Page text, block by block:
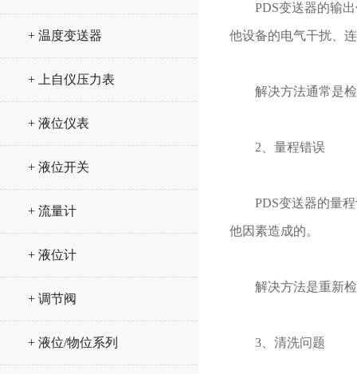
+ 温度变送器
+ 上自仪压力表
+ 液位仪表
+ 液位开关
+ 流量计
+ 液位计
+ 调节阀
+ 液位/物位系列
PDS变送器的输出
他设备的电气干扰、
解决方法通常是检
2、量程错误
PDS变送器的量程
他因素造成的。
解决方法是重新检
3、清洗问题